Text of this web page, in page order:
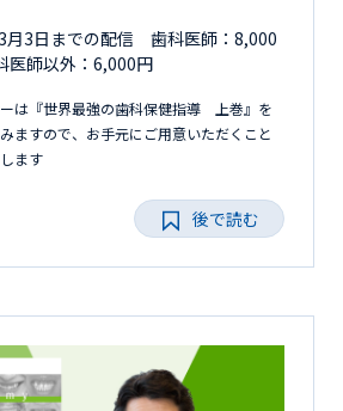
月3日までの配信 歯科医師：8,000
医師以外：6,000円
は『世界最強の歯科保健指導 上巻』を
ますので、お手元にご用意いただくこと
ます
後で読む